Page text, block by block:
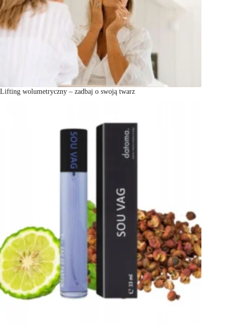
Lifting wolumetryczny – zadbaj o swoją twarz